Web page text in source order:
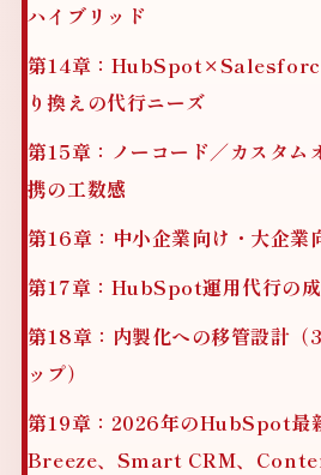
ハイブリッド
第14章：
り換えの代行ニーズ
第15章：ノーコード／カスタム
携の工数感
第16章：中小企業向け・大企業
第17章：HubSpot運用代行の
第18章：内製化への移管設計（
ップ）
第19章：2026年のHubSpot最
Breeze、Smart CRM、